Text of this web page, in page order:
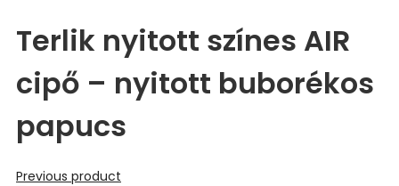
Terlik nyitott színes AIR
cipő – nyitott buborékos
papucs
Previous product